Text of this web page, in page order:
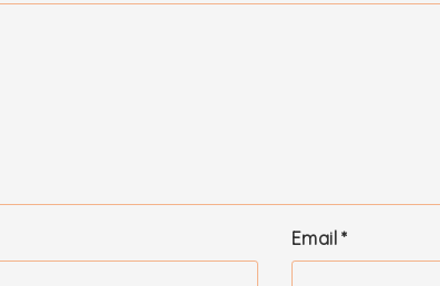
Email*